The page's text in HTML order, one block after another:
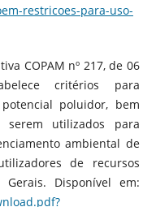
restricoes-para-uso-
COPAM nº 217, de 06
critérios para
poluidor, bem
utilizados para
ambiental de
de recursos
Disponível em: